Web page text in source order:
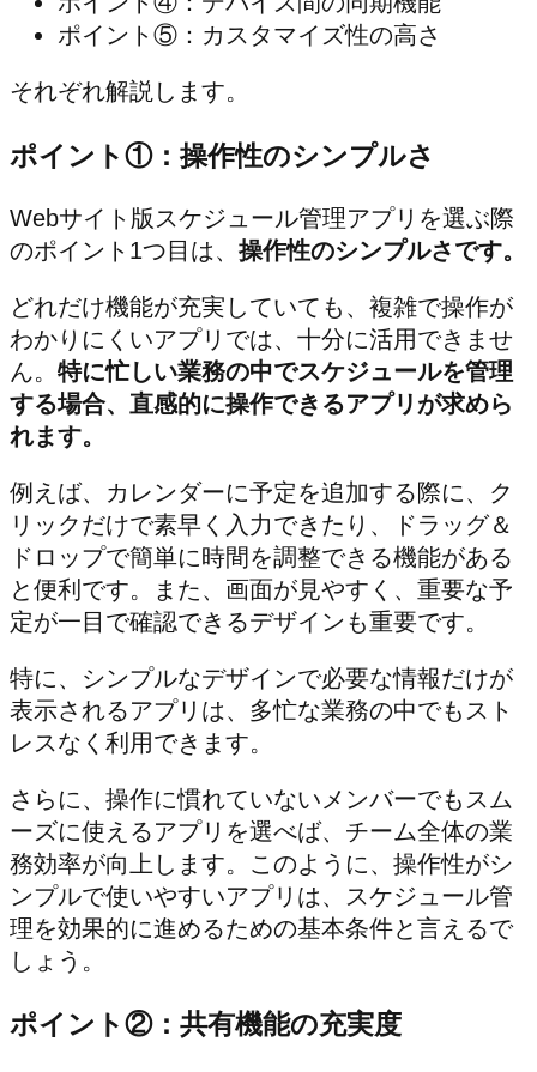
ポイント⑤：カスタマイズ性の高さ
それぞれ解説します。
ポイント①：操作性のシンプルさ
Webサイト版スケジュール管理アプリを選ぶ際
のポイント1つ目は、 操作性のシンプルさです。
どれだけ機能が充実していても、複雑で操作が
わかりにくいアプリでは、十分に活用できませ
ん。 特に忙しい業務の中でスケジュールを管理
する場合、直感的に操作できるアプリが求めら
れます。
例えば、カレンダーに予定を追加する際に、ク
リックだけで素早く入力できたり、ドラッグ＆
ドロップで簡単に時間を調整できる機能がある
と便利です。また、画面が見やすく、重要な予
定が一目で確認できるデザインも重要です。
特に、シンプルなデザインで必要な情報だけが
表示されるアプリは、多忙な業務の中でもスト
レスなく利用できます。
さらに、操作に慣れていないメンバーでもスム
ーズに使えるアプリを選べば、チーム全体の業
務効率が向上します。このように、操作性がシ
ンプルで使いやすいアプリは、スケジュール管
理を効果的に進めるための基本条件と言えるで
しょう。
ポイント②：共有機能の充実度